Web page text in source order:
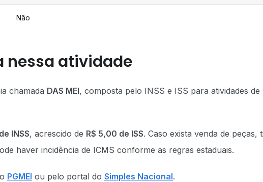
Não
nessa atividade
chamada DAS MEI, composta pelo INSS e ISS para atividades de
INSS, acrescido de R$ 5,00 de ISS. Caso exista venda de peças,
haver incidência de ICMS conforme as regras estaduais.
PGMEI ou pelo portal do Simples Nacional.